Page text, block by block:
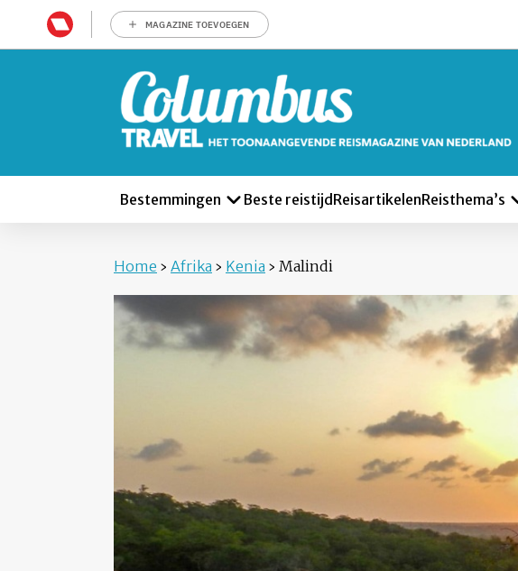
MAGAZINE TOEVOEGEN
Bestemmingen Beste reistijd ReisartikelenReisthema’s
Home › Afrika › Kenia › Malindi